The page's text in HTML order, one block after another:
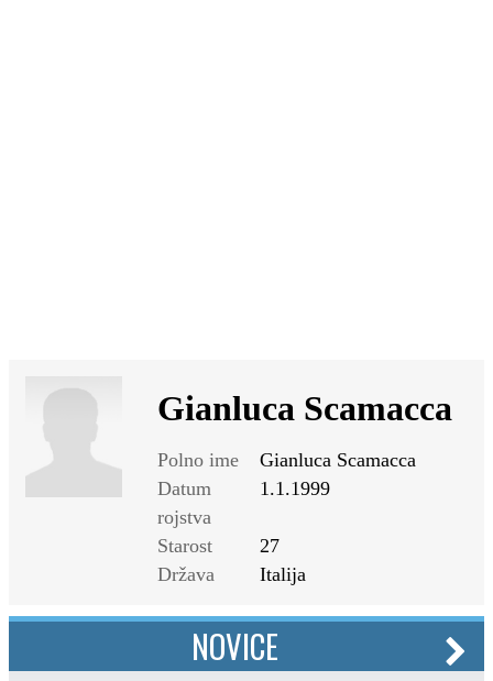
Gianluca Scamacca
Polno ime
Gianluca Scamacca
Datum
rojstva
1.1.1999
Starost
27
Država
Italija
NOVICE